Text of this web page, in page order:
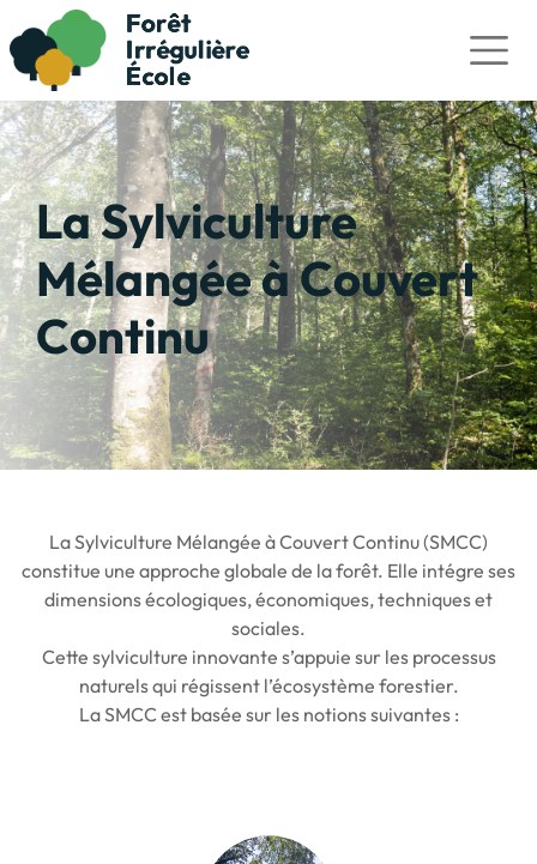
La Sylviculture
Mélangée à Couvert
Continu
La Sylviculture Mélangée à Couvert Continu (SMCC)
constitue une approche globale de la forêt. Elle intégre ses
dimensions écologiques, économiques, techniques et
sociales.
Cette sylviculture innovante s’appuie sur les processus
naturels qui régissent l’écosystème forestier.
La SMCC est basée sur les notions suivantes :